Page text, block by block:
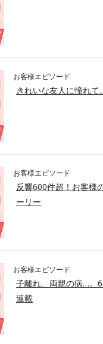
お客様エピソード
きれいな友人に憧れ
お客様エピソード
反響600件超！お客様
ーリー
お客様エピソード
子離れ、両親の病…。
連載